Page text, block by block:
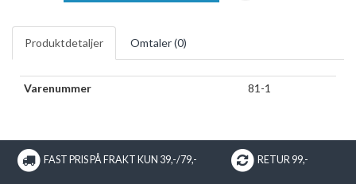
Produktdetaljer Omtaler (0)
Varenummer 81-1
FAST PRIS PÅ FRAKT KUN 39,-/79,- RETUR 99,-